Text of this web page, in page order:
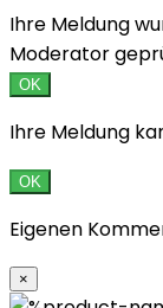
Ihre Meldung
Moderator
OK
Ihre Meldung
OK
Eigenen
×